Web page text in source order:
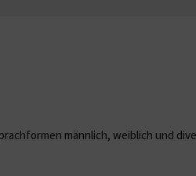
männlich, weiblich und